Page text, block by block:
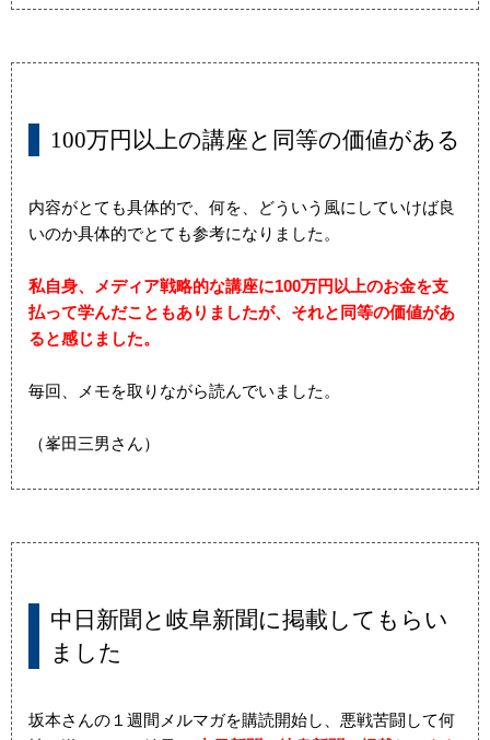
100万円以上の講座と同等の価値がある
内容がとても具体的で、何を、どういう風にしていけば良
いのか具体的でとても参考になりました。
私自身、メディア戦略的な講座に100万円以上のお金を支
払って学んだこともありましたが、それと同等の価値があ
ると感じました。
毎回、メモを取りながら読んでいました。
（峯田三男さん）
中日新聞と岐阜新聞に掲載してもらい
ました
坂本さんの１週間メルマガを購読開始し、悪戦苦闘して何